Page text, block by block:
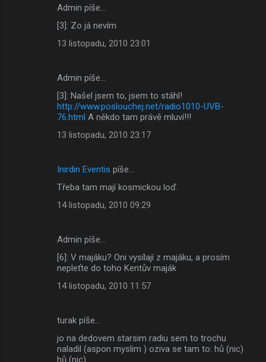
Admin píše…
[3]: Zo já nevím
13 listopadu, 2010 23:01
Admin píše…
[3]: Našel jsem to, jsem to stáhl!
http://www.poslouchej.net/radio1010-UVB-
76.html A někdo tam právě mluví!!!
13 listopadu, 2010 23:17
Inirdin Eventis píše…
Třeba tam mají kosmickou loď.
14 listopadu, 2010 09:29
Admin píše…
[6]: V majáku? Oni vysílají z majáku, a prosím
nepleťte do toho Kentův maják
14 listopadu, 2010 11:57
turak píše…
jo na dedovem starsim radiu sem to trochu
naladil (aspon myslim ) oziva se tam to: hů (nic)
hů (nic)...